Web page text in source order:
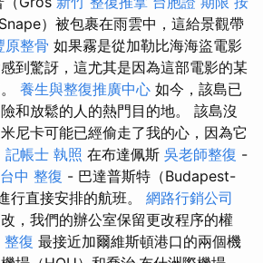
Snape）被包裹在雨雲中，這給景觀帶
原整骨 如果霧是從加勒比海海盜電影
到驚訝，這尤其是因為這部電影的某
養生與整復推廣中心 如今，該島已
和放鬆的人的熱門目的地。 該島沒
尼卡可能已經偷走了我的心，因為它
記帳士 執照 在布達佩斯 吳老師整復 -
台中 整復 - 巴達普斯特（Budapest-
直接安排的航班。 網路行銷公司
，我們的辦公室保留更改程序的權
整復 最接近加爾維斯頓港口的兩個機